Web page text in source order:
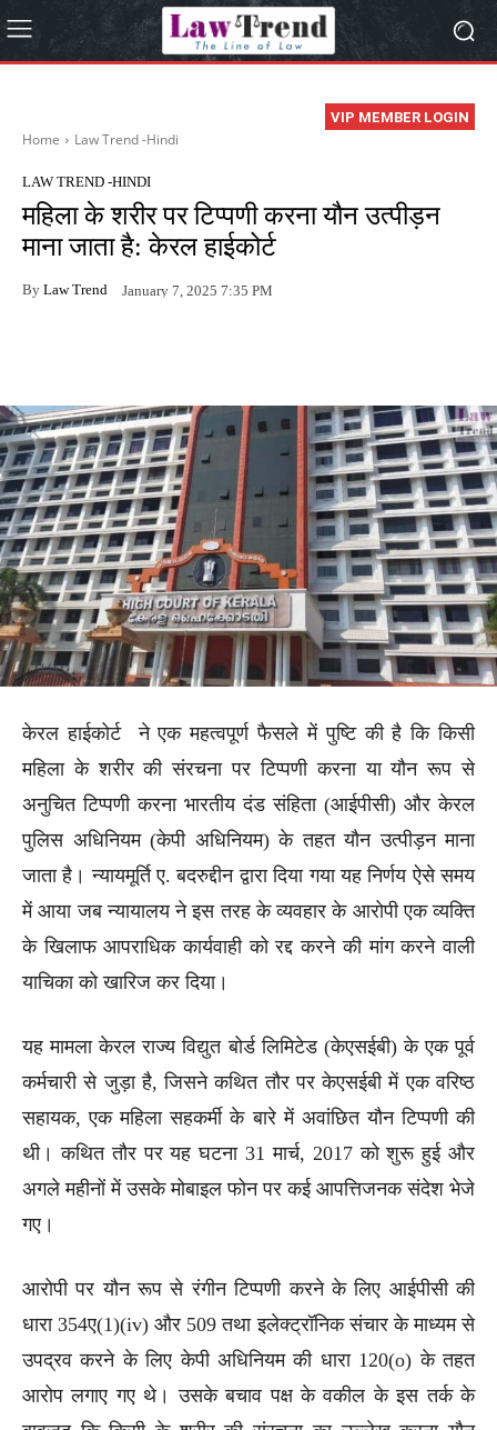
VIP MEMBER LOGIN
Home Law Trend -Hindi
LAW TREND -HINDI
महिला के शरीर पर टिप्पणी करना यौन उत्पीड़न
माना जाता है: केरल हाईकोर्ट
By Law Trend January 7, 2025 7:35 PM
केरल हाईकोर्ट ने एक महत्वपूर्ण फैसले में पुष्टि की है कि किसी
महिला के शरीर की संरचना पर टिप्पणी करना या यौन रूप से
अनुचित टिप्पणी करना भारतीय दंड संहिता (आईपीसी) और केरल
पुलिस अधिनियम (केपी अधिनियम) के तहत यौन उत्पीड़न माना
जाता है। न्यायमूर्ति ए. बदरुद्दीन द्वारा दिया गया यह निर्णय ऐसे समय
में आया जब न्यायालय ने इस तरह के व्यवहार के आरोपी एक व्यक्ति
के खिलाफ आपराधिक कार्यवाही को रद्द करने की मांग करने वाली
याचिका को खारिज कर दिया।
यह मामला केरल राज्य विद्युत बोर्ड लिमिटेड (केएसईबी) के एक पूर्व
कर्मचारी से जुड़ा है, जिसने कथित तौर पर केएसईबी में एक वरिष्ठ
सहायक, एक महिला सहकर्मी के बारे में अवांछित यौन टिप्पणी की
थी। कथित तौर पर यह घटना 31 मार्च, 2017 को शुरू हुई और
अगले महीनों में उसके मोबाइल फोन पर कई आपत्तिजनक संदेश भेजे
गए।
आरोपी पर यौन रूप से रंगीन टिप्पणी करने के लिए आईपीसी की
धारा 354ए(1)(iv) और 509 तथा इलेक्ट्रॉनिक संचार के माध्यम से
उपद्रव करने के लिए केपी अधिनियम की धारा 120(o) के तहत
आरोप लगाए गए थे। उसके बचाव पक्ष के वकील के इस तर्क के